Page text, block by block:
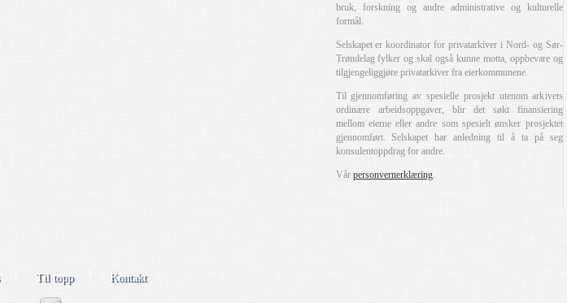
bruk, forskning og andre administrative og kulturelle
formål.
Selskapet er koordinator for privatarkiver i Nord- og Sør-
Trøndelag fylker og skal også kunne motta, oppbevare og
tilgjengeliggjøre privatarkiver fra eierkommunene.
Til gjennomføring av spesielle prosjekt utenom arkivets
ordinære arbeidsoppgaver, blir det søkt finansiering
mellom eierne eller andre som spesielt ønsker prosjektet
gjennomført. Selskapet har anledning til å ta på seg
konsulentoppdrag for andre.
Vår personvernerklæring.
Til topp Kontakt